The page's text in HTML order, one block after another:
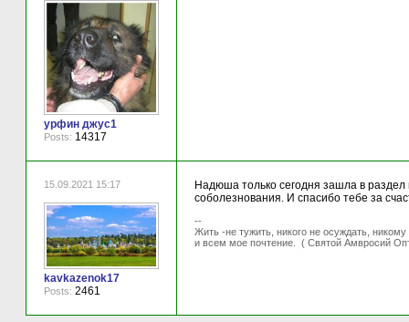
урфин джус1
Posts: 14317
15.09.2021 15:17
kavkazenok17
Posts: 2461
Надюша только сегодня зашла в
соболезнования. И спасибо тебе за
--
Жить -не тужить, никого не осуждать,
и всем мое почтение. ( Святой Амвросий